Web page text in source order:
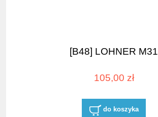
[B48] LOHNER M31
105,00 zł
do koszyka